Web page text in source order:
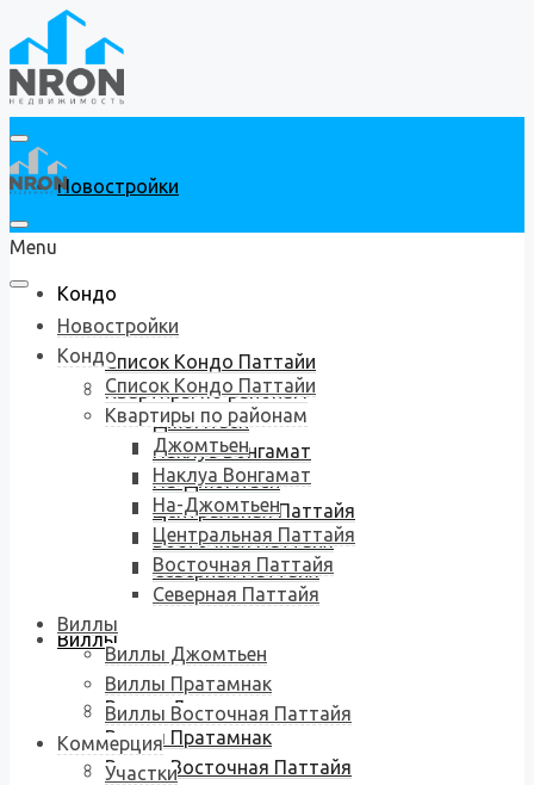
Новостройки
Кондо
Список Кондо Паттайи
Квартиры по районам
Джомтьен
Наклуа Вонгамат
На-Джомтьен
Центральная Паттайя
Восточная Паттайя
Северная Паттайя
Виллы
Виллы Джомтьен
Виллы Пратамнак
Виллы Восточная Паттайя
Menu
Новостройки
Кондо
Список Кондо Паттайи
Квартиры по районам
Джомтьен
Наклуа Вонгамат
На-Джомтьен
Центральная Паттайя
Восточная Паттайя
Северная Паттайя
Виллы
Виллы Джомтьен
Виллы Пратамнак
Виллы Восточная Паттайя
Коммерция
Участки